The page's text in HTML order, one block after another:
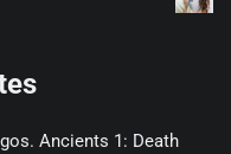
Ancients 1: Death